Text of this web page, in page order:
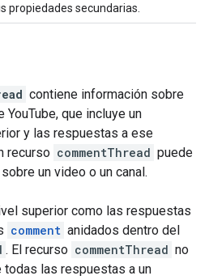
propiedades secundarias.
contiene información sobre
que incluye un
y las respuestas a ese
recurso commentThread puede
un video o un canal.
superior como las respuestas
comment anidados dentro del
. El recurso commentThread no
las respuestas a un